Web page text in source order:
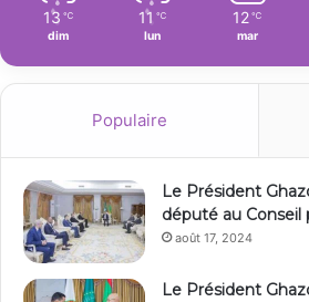
13 ℃
dim
11 ℃
lun
12 ℃
mar
Populaire
Le Président
député au Conseil
août 17, 2024
Le Président